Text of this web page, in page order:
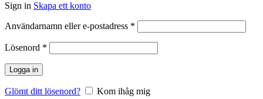
Sign in Skapa ett konto
Användarnamn eller e-postadress *
Lösenord *
Logga in
Glömt ditt lösenord?
Kom ihåg mig